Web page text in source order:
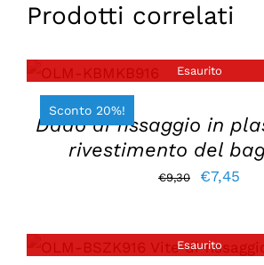
Prodotti correlati
Esaurito
Sconto 20%!
DETTAGLI
Dado di fissaggio in
rivestimento del
€9,30
Il
era:
€7,45
è:
Esaurito